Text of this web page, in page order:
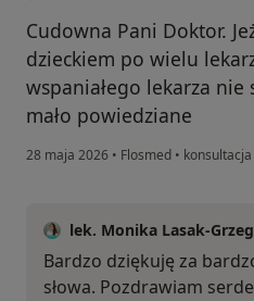
Cudowna Pani Doktor.
dzieckiem po wielu
wspaniałego lekarza nie
mało powiedziane
28 maja 2026 • Flosmed •
lek. Monika Lasak-
Bardzo dziękuję za
słowa. Pozdrawiam